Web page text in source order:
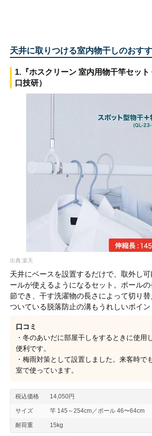
天井に取りつける室内物干しのおす
1.『ホスクリーン 室内用物干竿セット
口技研）
出典:楽天
天井にベースを設置するだけで、取外し
ールが使えるようになるセット。ポール
節でき、干す洗濯物の長さによって切り
ついている脱落防止の溝もうれしいポイン
口コミ
・冬のあいだに部屋干しをするときに使用
便利です。
・梅雨対策として設置しました。来客時で
室で使っています。
税込価格 14,050円
サイズ 竿 145～254cm／ポール 46〜64cm
耐荷重 15kg